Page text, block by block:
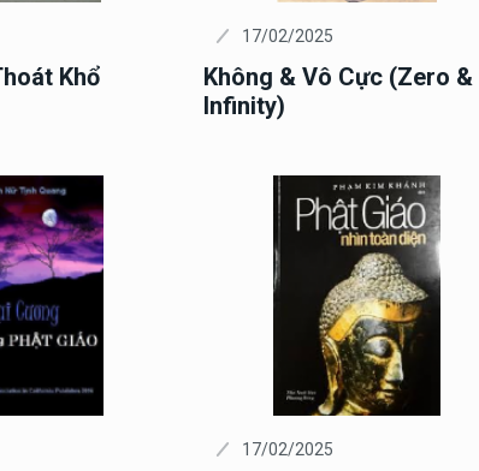
Khổ
17/02/2025
Không & Vô Cực (Zero &
Infinity)
17/02/2025